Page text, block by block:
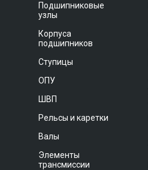
Подшипниковые
узлы
Корпуса
подшипников
Ступицы
ОПУ
ШВП
Рельсы и каретки
Валы
Элементы
трансмиссии